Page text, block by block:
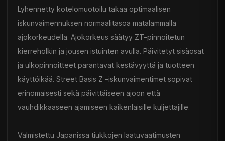
Lyhennetty kotelomuotoilu takaa optimaalisen
iskunvaimennuksen normaalitasoa matalammalla
ajokorkeudella. Ajokorkeus säätyy ZT-pinnoitetun
kierreholkin ja jousen istuinten avulla. Päivitetyt sisäosat
ja ulkopinnoitteet parantavat kestävyyttä ja tuotteen
käyttöikää. Street Basis Z -iskunvaimentimet sopivat
erinomaisesti sekä päivittäiseen ajoon että
vauhdikkaaseen ajamiseen kaikenlaisille kuljettajille.
Valmistettu Japanissa tiukkojen laatuvaatimusten